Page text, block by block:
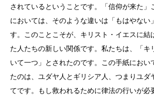
されているということです。「信仰が来た」
においては、そのような違いは「もはやない
す。このことこそが、キリスト・イエスに結
た人たちの新しい関係です。私たちは、「キ
いて一つ」とされたのです。この手紙におい
たのは、ユダヤ人とギリシア人、つまりユダ
てです。もし救われるために律法の行いが必